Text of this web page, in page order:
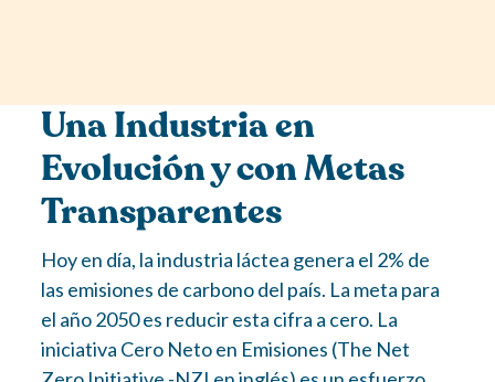
Una Industria en
Evolución y con Metas
Transparentes
Hoy en día, la industria láctea genera el 2% de
las emisiones de carbono del país. La meta para
el año 2050 es reducir esta cifra a cero. La
iniciativa Cero Neto en Emisiones (The Net